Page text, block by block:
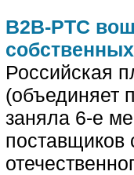
B2B-РТС
Российская
(объединяет
заняла 6-е
поставщиков